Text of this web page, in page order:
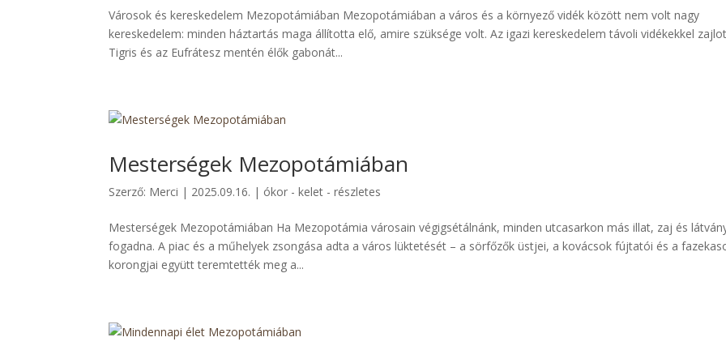
Városok és kereskedelem Mezopotámiában Mezopotámiában a város és a környező vidék között nem volt nagy
kereskedelem: minden háztartás maga állította elő, amire szüksége volt. Az igazi kereskedelem távoli vidékekkel
Tigris és az Eufrátesz mentén élők gabonát...
Mesterségek Mezopotámiában
Szerző: Merci | 2025.09.16. | ókor - kelet - részletes
Mesterségek Mezopotámiában Ha Mezopotámia városain végigsétálnánk, minden utcasarkon más illat, zaj és
fogadna. A piac és a műhelyek zsongása adta a város lüktetését – a sörfőzők üstjei, a kovácsok fújtatói és a
korongjai együtt teremtették meg a...